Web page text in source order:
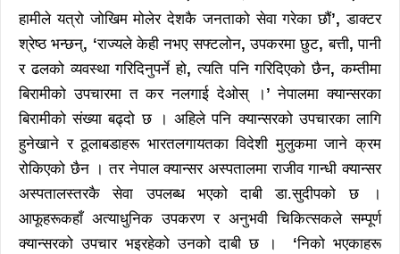
हामीले यत्रो जोखिम मोलेर देशकै जनताको सेवा गरेका छौं’,डाक्टर
श्रेष्ठ भन्छन्, ‘राज्यले केही नभए सफ्टलोन,उपकरमा छुट,बत्ती,पानी
र ढलको व्यवस्था गरिदिनुपर्ने हो,त्यति पनि गरिदिएको छैन,कम्तीमा
बिरामीको उपचारमा त कर नलगाई देओस् । ’नेपालमा क्यान्सरका
बिरामीको संख्या बढ्दो छ । अहिले पनि क्यान्सरको उपचारका लागि
हुनेखाने र ठूलाबडाहरू भारतलगायतका विदेशी मुलुकमा जाने क्रम
रोकिएको छैन । तर नेपाल क्यान्सर अस्पतालमा राजीव गान्धी क्यान्सर
अस्पतालस्तरकै सेवा उपलब्ध भएको दाबी डा.सुदीपको छ ।
आफूहरूकहाँ अत्याधुनिक उपकरण र अनुभवी चिकित्सकले सम्पूर्ण
क्यान्सरको उपचार भइरहेको उनको दाबी छ । ‘निको भएकाहरू